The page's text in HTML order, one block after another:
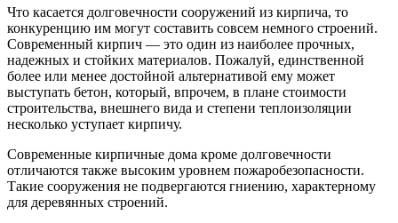
Что касается долговечности сооружений из кирпича, то
конкуренцию им могут составить совсем немного строений.
Современный кирпич — это один из наиболее прочных,
надежных и стойких материалов. Пожалуй, единственной
более или менее достойной альтернативой ему может
выступать бетон, который, впрочем, в плане стоимости
строительства, внешнего вида и степени теплоизоляции
несколько уступает кирпичу.
Современные кирпичные дома кроме долговечности
отличаются также высоким уровнем пожаробезопасности.
Такие сооружения не подвергаются гниению, характерному
для деревянных строений.